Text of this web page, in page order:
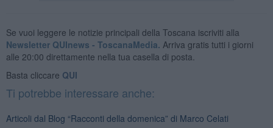
Se vuoi leggere le notizie principali della Toscana iscriviti alla
Newsletter QUInews - ToscanaMedia. Arriva gratis tutti i giorni
alle 20:00 direttamente nella tua casella di posta.
Basta cliccare QUI
Ti potrebbe interessare anche:
Articoli dal Blog “Racconti della domenica” di Marco Celati